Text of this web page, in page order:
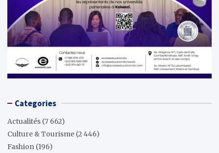
Categories
Actualités (7 662)
Culture & Tourisme (2 446)
Fashion (196)